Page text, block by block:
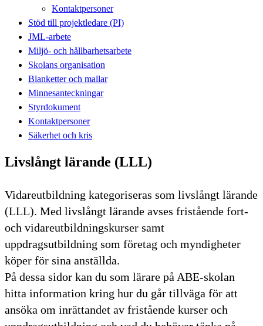
Kontaktpersoner
Stöd till projektledare (PI)
JML-arbete
Miljö- och hållbarhetsarbete
Skolans organisation
Blanketter och mallar
Minnesanteckningar
Styrdokument
Kontaktpersoner
Säkerhet och kris
Livslångt lärande (LLL)
Vidareutbildning kategoriseras som livslångt lärande
(LLL). Med livslångt lärande avses fristående fort-
och vidareutbildningskurser samt
uppdragsutbildning som företag och myndigheter
köper för sina anställda.
På dessa sidor kan du som lärare på ABE-skolan
hitta information kring hur du går tillväga för att
ansöka om inrättandet av fristående kurser och